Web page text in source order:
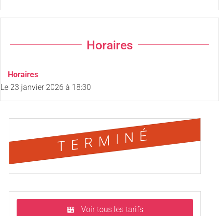
Horaires
Horaires
Le 23 janvier 2026 à 18:30
TERMINÉ
Voir tous les tarifs